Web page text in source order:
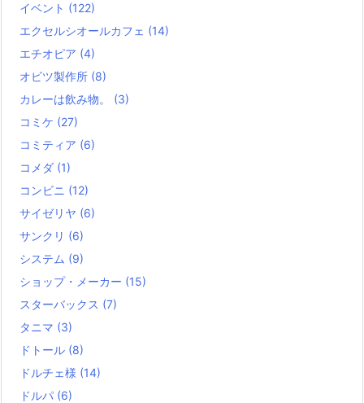
イベント (122)
エクセルシオールカフェ (14)
エチオピア (4)
オビツ製作所 (8)
カレーは飲み物。 (3)
コミケ (27)
コミティア (6)
コメダ (1)
コンビニ (12)
サイゼリヤ (6)
サンクリ (6)
システム (9)
ショップ・メーカー (15)
スターバックス (7)
タニマ (3)
ドトール (8)
ドルチェ様 (14)
ドルパ (6)